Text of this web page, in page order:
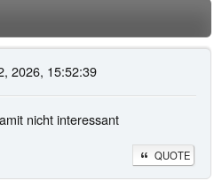
2026, 15:52:39
nicht interessant
QUOTE